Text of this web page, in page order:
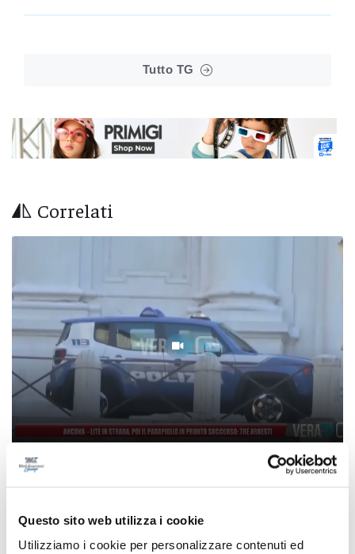
Questo sito web utilizza i cookie
Utilizziamo i cookie per personalizzare contenuti ed
Tutto TG
Correlati
Ancona - Lite in strada, poi il parapiglia in
09/08/2026